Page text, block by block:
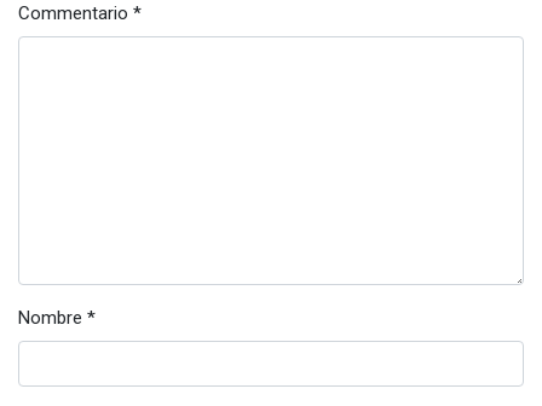
Commentario *
Nombre *